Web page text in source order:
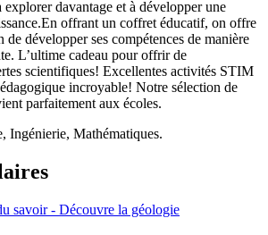
davantage et à développer une
offrant un coffret éducatif, on offre
de développer ses compétences de manière
L’ultime cadeau pour offrir de
scientifiques! Excellentes activités STIM
incroyable! Notre sélection de
parfaitement aux écoles.
Ingénierie, Mathématiques.